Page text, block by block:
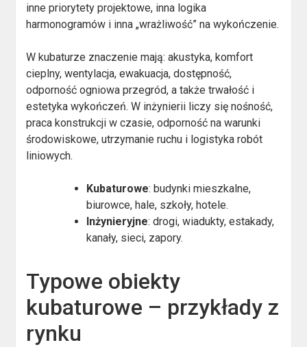
inne priorytety projektowe, inna logika
harmonogramów i inna „wrażliwość” na wykończenie.
W kubaturze znaczenie mają: akustyka, komfort
cieplny, wentylacja, ewakuacja, dostępność,
odporność ogniowa przegród, a także trwałość i
estetyka wykończeń. W inżynierii liczy się nośność,
praca konstrukcji w czasie, odporność na warunki
środowiskowe, utrzymanie ruchu i logistyka robót
liniowych.
Kubaturowe: budynki mieszkalne,
biurowce, hale, szkoły, hotele.
Inżynieryjne: drogi, wiadukty, estakady,
kanały, sieci, zapory.
Typowe obiekty
kubaturowe – przykłady z
rynku